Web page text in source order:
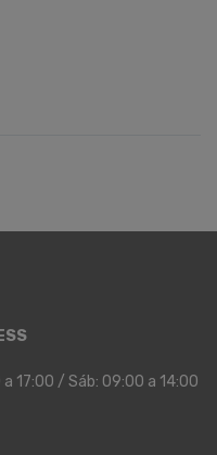
17:00 / Sáb: 09:00 a 14:00